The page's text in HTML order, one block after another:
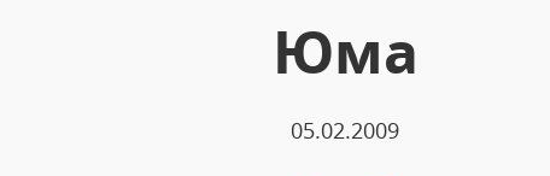
Юма
05.02.2009